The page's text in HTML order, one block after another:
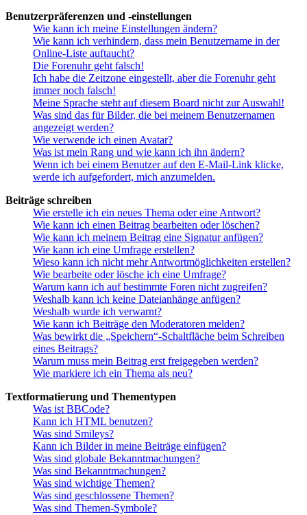
Benutzerpräferenzen und -einstellungen
Wie kann ich meine Einstellungen ändern?
Wie kann ich verhindern, dass mein Benutzername in der
Online-Liste auftaucht?
Die Forenuhr geht falsch!
Ich habe die Zeitzone eingestellt, aber die Forenuhr geht
immer noch falsch!
Meine Sprache steht auf diesem Board nicht zur Auswahl!
Was sind das für Bilder, die bei meinem Benutzernamen
angezeigt werden?
Wie verwende ich einen Avatar?
Was ist mein Rang und wie kann ich ihn ändern?
Wenn ich bei einem Benutzer auf den E-Mail-Link klicke,
werde ich aufgefordert, mich anzumelden.
Beiträge schreiben
Wie erstelle ich ein neues Thema oder eine Antwort?
Wie kann ich einen Beitrag bearbeiten oder löschen?
Wie kann ich meinem Beitrag eine Signatur anfügen?
Wie kann ich eine Umfrage erstellen?
Wieso kann ich nicht mehr Antwortmöglichkeiten erstellen?
Wie bearbeite oder lösche ich eine Umfrage?
Warum kann ich auf bestimmte Foren nicht zugreifen?
Weshalb kann ich keine Dateianhänge anfügen?
Weshalb wurde ich verwarnt?
Wie kann ich Beiträge den Moderatoren melden?
Was bewirkt die „Speichern“-Schaltfläche beim Schreiben
eines Beitrags?
Warum muss mein Beitrag erst freigegeben werden?
Wie markiere ich ein Thema als neu?
Textformatierung und Thementypen
Was ist BBCode?
Kann ich HTML benutzen?
Was sind Smileys?
Kann ich Bilder in meine Beiträge einfügen?
Was sind globale Bekanntmachungen?
Was sind Bekanntmachungen?
Was sind wichtige Themen?
Was sind geschlossene Themen?
Was sind Themen-Symbole?